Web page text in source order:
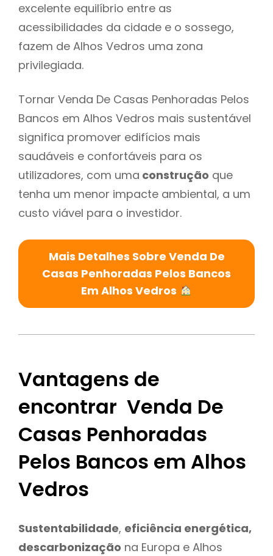
excelente equilíbrio entre as
acessibilidades da cidade e o sossego,
fazem de Alhos Vedros uma zona
privilegiada.
Tornar Venda De Casas Penhoradas Pelos
Bancos em Alhos Vedros mais sustentável
significa promover edifícios mais
saudáveis e confortáveis para os
utilizadores, com uma construção que
tenha um menor impacte ambiental, a um
custo viável para o investidor.
Mais Detalhes Sobre Venda De
Casas Penhoradas Pelos Bancos
Em Alhos Vedros
Vantagens de
encontrar Venda De
Casas Penhoradas
Pelos Bancos em Alhos
Vedros
Sustentabilidade, eficiência energética,
descarbonização na Europa e Alhos